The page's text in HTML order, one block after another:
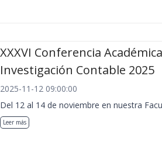
XXXVI Conferencia
Investigación Contable 2025
2025-11-12 09:00:00
Del 12 al 14 de noviembre en nuestra
Leer más